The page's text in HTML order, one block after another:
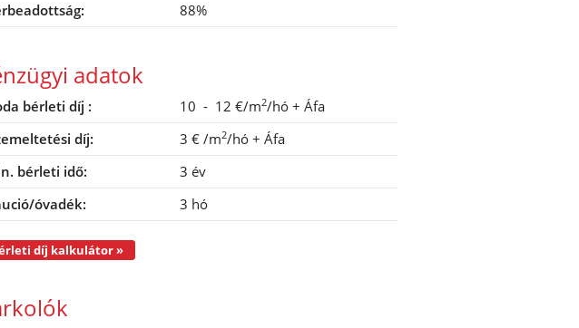
88%
adatok
bérleti díj : 10 - 12 €/m2/hó + Áfa
díj:
3 € /m2/hó + Áfa
bérleti idő:
3 év
óvadék:
3 hó
díj kalkulátor »